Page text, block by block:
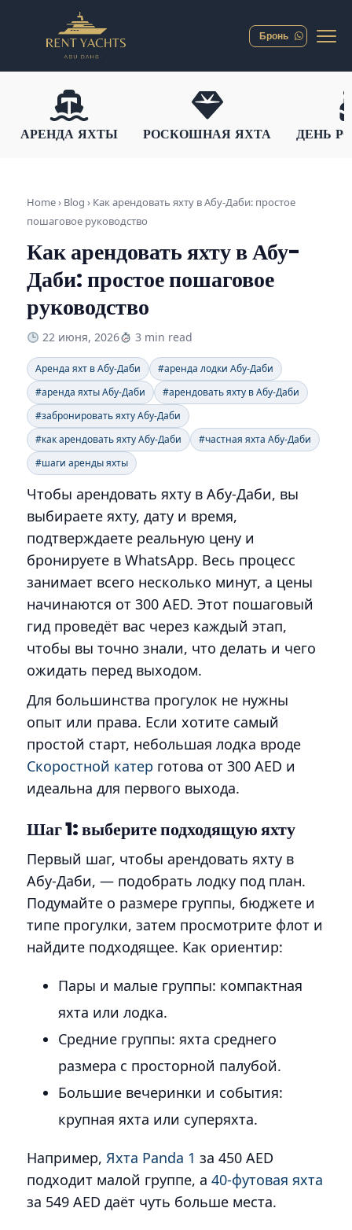
Бронь
АРЕНДА ЯХТЫ РОСКОШНАЯ ЯХТА ДЕНЬ
Home › Blog › Как арендовать яхту в Абу-Даби: простое
пошаговое руководство
Как арендовать яхту в Абу-
Даби: простое пошаговое
руководство
22 июня, 2026 3 min read
Аренда яхт в Абу-Даби
#аренда лодки Абу-Даби
#аренда яхты Абу-Даби
#арендовать яхту в Абу-Даби
#забронировать яхту Абу-Даби
#как арендовать яхту Абу-Даби
#частная яхта Абу-Даби
#шаги аренды яхты
Чтобы арендовать яхту в Абу-Даби, вы
выбираете яхту, дату и время,
подтверждаете реальную цену и
бронируете в WhatsApp. Весь процесс
занимает всего несколько минут, а цены
начинаются от 300 AED. Этот пошаговый
гид проведёт вас через каждый этап,
чтобы вы точно знали, что делать и чего
ожидать перед выходом.
Для большинства прогулок не нужны
опыт или права. Если хотите самый
простой старт, небольшая лодка вроде
Скоростной катер готова от 300 AED и
идеальна для первого выхода.
Шаг 1: выберите подходящую яхту
Первый шаг, чтобы арендовать яхту в
Абу-Даби, — подобрать лодку под план.
Подумайте о размере группы, бюджете и
типе прогулки, затем просмотрите флот и
найдите подходящее. Как ориентир:
Пары и малые группы: компактная
яхта или лодка.
Средние группы: яхта среднего
размера с просторной палубой.
Большие вечеринки и события:
крупная яхта или суперяхта.
Например, Яхта Panda 1 за 450 AED
подходит малой группе, а 40-футовая яхта
за 549 AED даёт чуть больше места.